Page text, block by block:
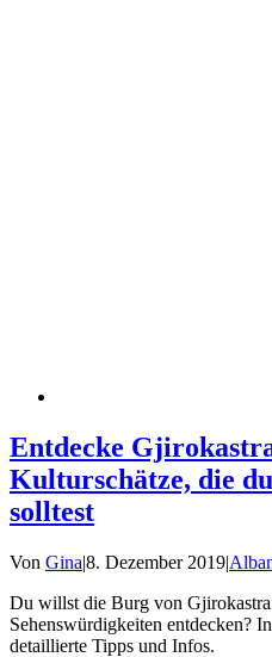
Entdecke
Kulturschätze, die
solltest
Von Gina|8. Dezember 2019|
Du willst die Burg von
Sehenswürdigkeiten entdecken?
detaillierte Tipps und Infos.